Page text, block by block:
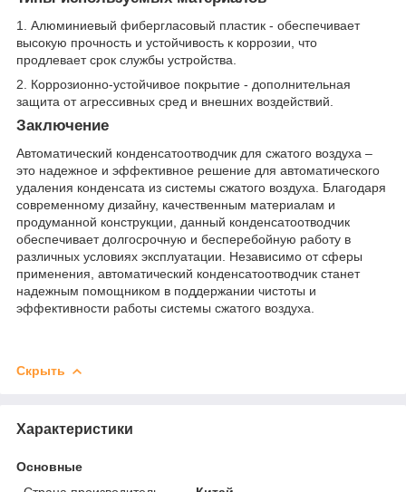
1. Алюминиевый фибергласовый пластик - обеспечивает
высокую прочность и устойчивость к коррозии, что
продлевает срок службы устройства.
2. Коррозионно-устойчивое покрытие - дополнительная
защита от агрессивных сред и внешних воздействий.
Заключение
Автоматический конденсатоотводчик для сжатого воздуха –
это надежное и эффективное решение для автоматического
удаления конденсата из системы сжатого воздуха. Благодаря
современному дизайну, качественным материалам и
продуманной конструкции, данный конденсатоотводчик
обеспечивает долгосрочную и бесперебойную работу в
различных условиях эксплуатации. Независимо от сферы
применения, автоматический конденсатоотводчик станет
надежным помощником в поддержании чистоты и
эффективности работы системы сжатого воздуха.
Скрыть
Характеристики
Основные